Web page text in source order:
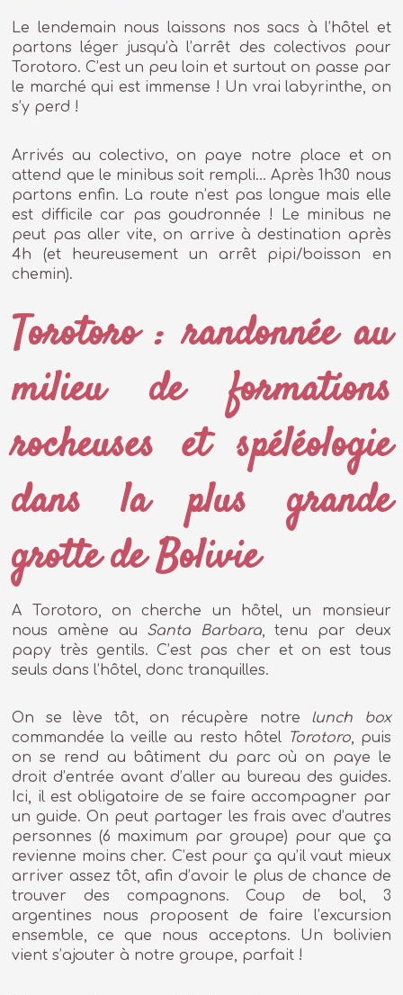
Le lendemain nous laissons nos sacs à l’hôtel et
partons léger jusqu’à l’arrêt des colectivos pour
Torotoro. C’est un peu loin et surtout on passe par
le marché qui est immense ! Un vrai labyrinthe, on
s’y perd !
Arrivés au colectivo, on paye notre place et on
attend que le minibus soit rempli… Après 1h30 nous
partons enfin. La route n’est pas longue mais elle
est difficile car pas goudronnée ! Le minibus ne
peut pas aller vite, on arrive à destination après
4h (et heureusement un arrêt pipi/boisson en
chemin).
Torotoro : randonnée au
milieu de formations
rocheuses et spéléologie
dans la plus grande
grotte de Bolivie
A Torotoro, on cherche un hôtel, un monsieur
nous amène au Santa Barbara, tenu par deux
papy très gentils. C’est pas cher et on est tous
seuls dans l’hôtel, donc tranquilles.
On se lève tôt, on récupère notre lunch box
commandée la veille au resto hôtel
Torotoro, puis
on se rend au bâtiment du parc où on paye le
droit d’entrée avant d’aller au bureau des guides.
Ici, il est obligatoire de se faire accompagner par
un guide. On peut partager les frais avec d’autres
personnes (6 maximum par groupe) pour que ça
revienne moins cher. C’est pour ça qu’il vaut mieux
arriver assez tôt, afin d’avoir le plus de chance de
trouver des compagnons. Coup de bol, 3
argentines nous proposent de faire l’excursion
ensemble, ce que nous acceptons. Un bolivien
vient s’ajouter à notre groupe, parfait !